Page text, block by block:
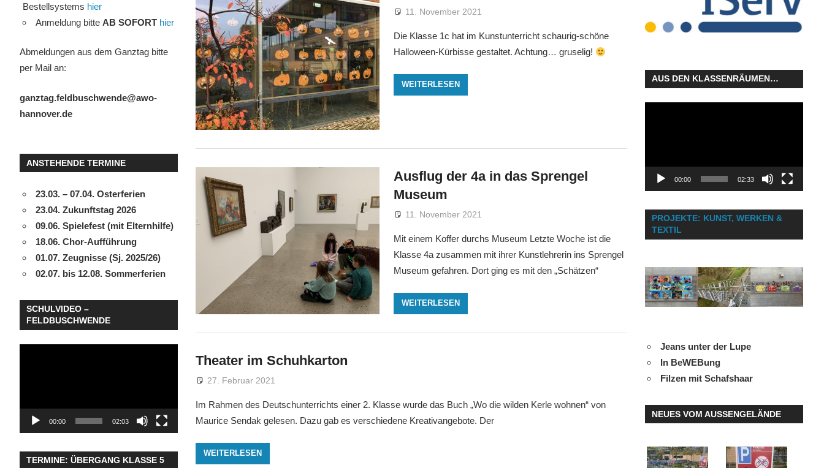
11. November 2021
Die Klasse 1c hat im Kunstunterricht schaurig-schöne
Halloween-Kürbisse gestaltet. Achtung… gruselig!
WEITERLESEN
Ausflug der 4a in das Sprengel
Museum
11. November 2021
Mit einem Koffer durchs Museum Letzte Woche ist die
Klasse 4a zusammen mit ihrer Kunstlehrerin ins Sprengel
Museum gefahren. Dort ging es mit den „Schätzen“
WEITERLESEN
Theater im Schuhkarton
27. Februar 2021
Im Rahmen des Deutschunterrichts einer 2. Klasse wurde das Buch „Wo die wilden Kerle wohnen“ von
Maurice Sendak gelesen. Dazu gab es verschiedene Kreativangebote. Der
WEITERLESEN
Bestellsystems hier
Anmeldung bitte AB SOFORT hier
Abmeldungen aus dem Ganztag bitte
per Mail an:
ganztag.feldbuschwende@awo-
hannover.de
ANSTEHENDE TERMINE
23.03. – 07.04. Osterferien
23.04. Zukunftstag 2026
09.06. Spielefest (mit Elternhilfe)
18.06. Chor-Aufführung
01.07. Zeugnisse (Sj. 2025/26)
02.07. bis 12.08. Sommerferien
SCHULVIDEO –
FELDBUSCHWENDE
00:00 02:03
TERMINE: ÜBERGANG KLASSE 5
AUS DEN KLASSENRÄUMEN…
00:00 02:33
PROJEKTE: KUNST, WERKEN &
TEXTIL
Jeans unter der Lupe
In BeWEBung
Filzen mit Schafshaar
NEUES VOM AUSSENGELÄNDE